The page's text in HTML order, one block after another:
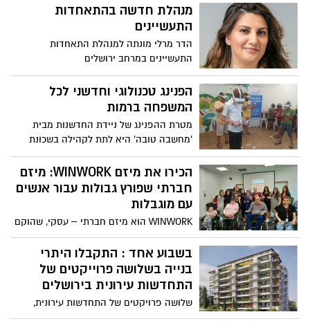
ולהכין את ילדכם לחזרה לשגרה במספר
תחומים
מנהלת חדשה בהתאחדות
התעשיינים
הדר מרלי מונתה למנהלת התאחדות
התעשיינים במרחב ירושלים
הפנינג טכנולוגי וחדשני לכל
המשפחה ברמות
מטרת ההפנינג של ניידת החדשנות מבית
'מחשבה טובה' היא לתת לקהילה בשכונת
רמות להכיר ולהתנסות בכלים טכנולוגים
מתקדמים ומהנים ולהעניק חוויה חדשנית לכל
המשפחה
הכירו את מיזם WINWORK: מיזם
חברתי שפורץ גבולות עבור אנשים
עם מוגבלות
WINWORK הוא מיזם חברתי – עסקי, שהוקם
במטרה לקדם אנשים עם מוגבלות וללוות
אותם לאורך כל הדרך עד לבניית קריירה
עצמאית ומצליחה. "אנשים עם מוגבלות
סובלים מאפליה בשוק התעסוקה הישראלי
בכבוד. הגיע הזמן לשנות את המציאות הזו",
בשבוע אחד : התקבלו היתרי
בנייה בשלושה פרוייקטים של
התחדשות עירונית בירושלים
שלושה פרויקטים של התחדשות עירונית,
בפריים לוקשיין בעיר ובהם בשכונת ארנונה,